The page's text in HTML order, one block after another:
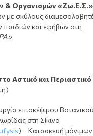
& Οργανισμών «Ζω.Ε.Σ.»
με σκύλους
παιδιών και εφήβων στη
Αστικό και Περιαστικό
επισκέψιμου
στη Σίκινο
) – Κατασκευή μόνιμων